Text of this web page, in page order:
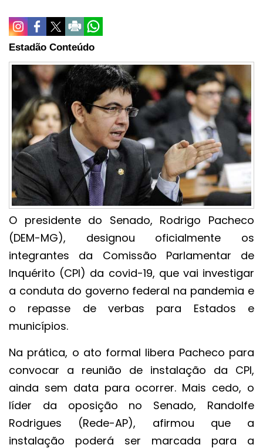
Estadão Conteúdo
O presidente do Senado, Rodrigo Pacheco
(DEM-MG), designou oficialmente os
integrantes da Comissão Parlamentar de
Inquérito (CPI) da covid-19, que vai investigar
a conduta do governo federal na pandemia e
o repasse de verbas para Estados e
municípios.
Na prática, o ato formal libera Pacheco para
convocar a reunião de instalação da CPI,
ainda sem data para ocorrer. Mais cedo, o
líder da oposição no Senado, Randolfe
Rodrigues (Rede-AP), afirmou que a
instalação poderá ser marcada para a